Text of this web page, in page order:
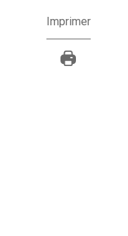
Imprimer